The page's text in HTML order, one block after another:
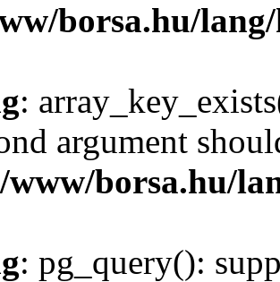
borsa.hu/
:
argument
www/borsa.hu/
: pg_query():